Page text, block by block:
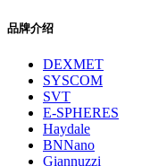
品牌介绍
DEXMET
SYSCOM
SVT
E-SPHERES
Haydale
BNNano
Giannuzzi